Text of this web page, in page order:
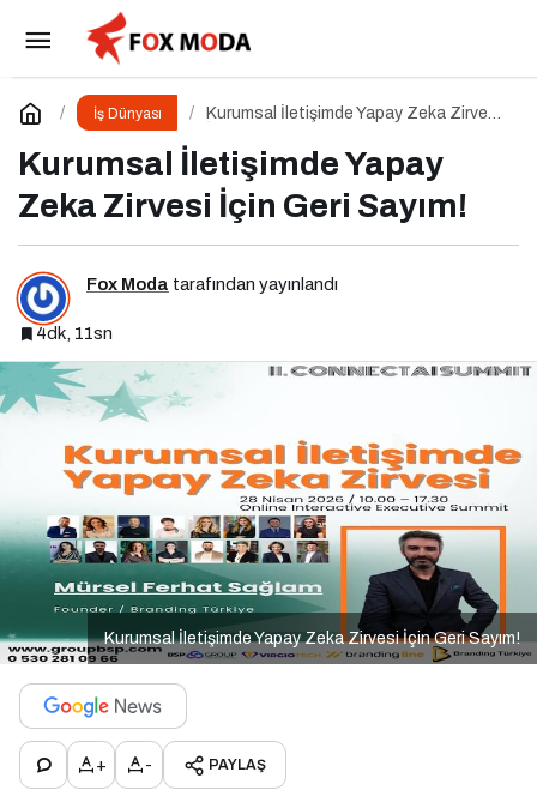
İş Dünyası
Kurumsal İletişimde Yapay Zeka Zirvesi
Kurumsal İletişimde Yapay
Zeka Zirvesi İçin Geri Sayım!
Fox Moda tarafından yayınlandı
4dk, 11sn
Kurumsal İletişimde Yapay Zeka Zirvesi İçin Geri Sayım!
+ - PAYLAŞ
Kurumsallaşma Markalaşma ve Dijitalleşme
Odaklı Podcast Serisi: Hani Kurumsaldık
Yorum Yap